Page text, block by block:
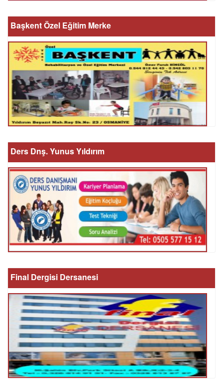
Başkent Özel Eğitim Merke
Ders Dnş. Yunus Yıldırım
Final Dergisi Dersanesi